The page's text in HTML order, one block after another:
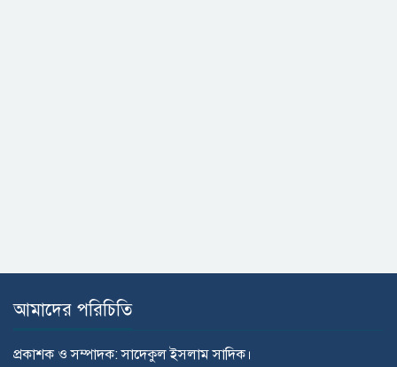
আমাদের পরিচিতি
প্রকাশক ও সম্পাদক: সাদেকুল ইসলাম সাদিক।